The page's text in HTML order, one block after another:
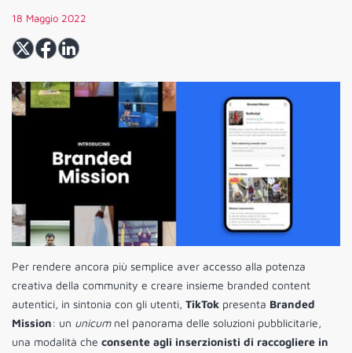
18 Maggio 2022
Per rendere ancora più semplice aver accesso alla potenza
creativa della community e creare insieme branded content
autentici, in sintonia con gli utenti, TikTok presenta Branded
Mission: un unicumnel panorama delle soluzioni pubblicitarie,
una modalità che consente agli inserzionisti di raccogliere in